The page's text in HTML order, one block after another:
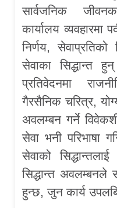
सार्वजनिक
कार्यालय व्यवहारमा
निर्णय, सेवाप्रतिको
सेवाका सिद्धान्त
प्रतिवेदनमा
गैरसैनिक चरित्र,
अवलम्बन गर्ने
सेवा भनी परिभाषा
सेवाको
सिद्धान्त अवलम्बनले
हुन्छ, जुन कार्य